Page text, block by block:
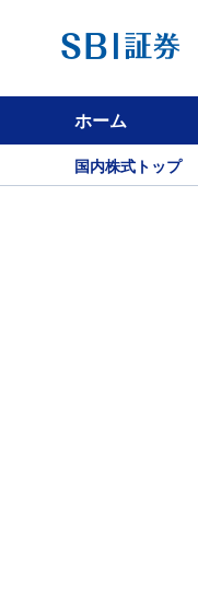
ホーム
国内株式トップ